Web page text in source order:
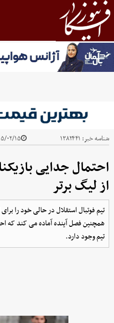
شناسه خبر: ۱۳۸۲۴۴۱ ۱۴۰۵/۰۲/۱۵
احتمال جدایی
از لیگ برتر
تیم فوتبال استقلال در حالی خود را
همچنین فصل آینده آماده می کند که
تیم وجود دارد.